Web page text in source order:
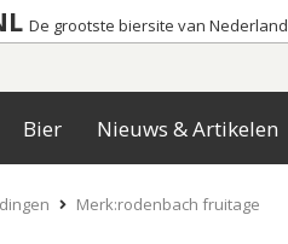
De grootste biersite van Nederland
Bier Nieuws & Artikelen
Merk:rodenbach fruitage